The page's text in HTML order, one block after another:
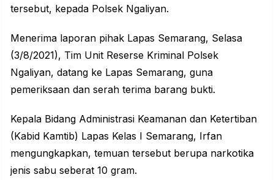
tersebut, kepada Polsek Ngaliyan.
Menerima laporan pihak Lapas Semarang, Selasa
(3/8/2021), Tim Unit Reserse Kriminal Polsek
Ngaliyan, datang ke Lapas Semarang, guna
pemeriksaan dan serah terima barang bukti.
Kepala Bidang Administrasi Keamanan dan Ketertiban
(Kabid Kamtib) Lapas Kelas I Semarang, Irfan
mengungkapkan, temuan tersebut berupa narkotika
jenis sabu seberat 10 gram.